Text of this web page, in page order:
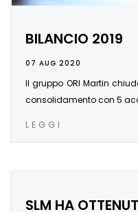
BILANCIO 2019
07 AUG 2020
Il gruppo ORI Martin
consolidamento con 5
LEGGI
SLM HA